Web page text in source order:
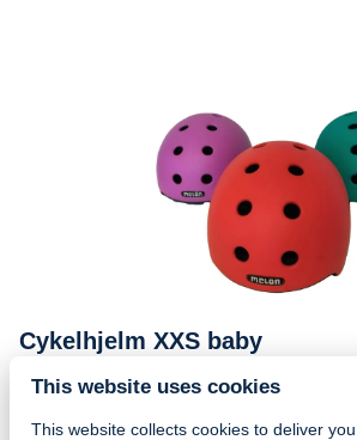
Cykelhjelm XXS baby
This website uses cookies
This website collects cookies to deliver